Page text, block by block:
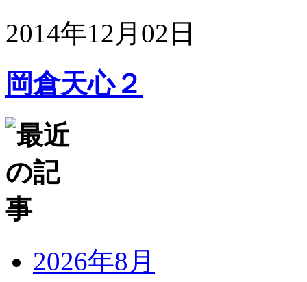
2014年12月02日
岡倉天心２
2026年8月